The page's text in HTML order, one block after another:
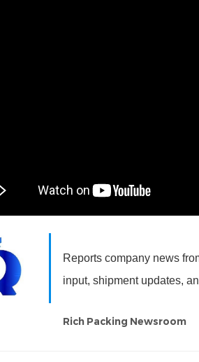
Reports company news
input, shipment updates,
Rich Packing Newsroom